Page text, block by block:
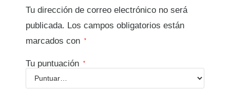
Tu dirección de correo electrónico no será
publicada. Los campos obligatorios están
marcados con
*
Tu puntuación *